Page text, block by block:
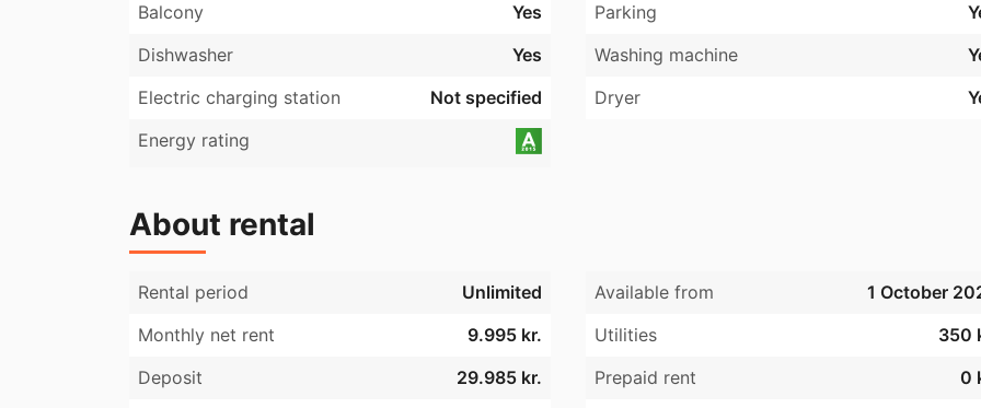
Balcony
Yes Parking
Dishwasher
Yes Washing machine
Electric charging station
Not specified Dryer
Energy rating
About rental
Rental period Unlimited Available from
1 October
Monthly net rent
9.995 kr. Utilities
350
Deposit
29.985 kr. Prepaid rent
0